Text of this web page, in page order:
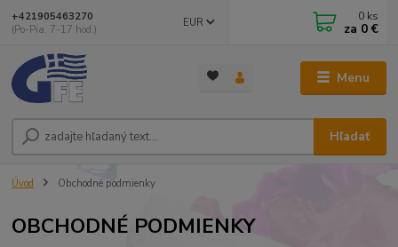
Menu
EUR
Hľadať
+421905463270
(Po-Pia, 7-17 hod.)
0 ks
za 0 €
Úvod Obchodné podmienky
OBCHODNÉ PODMIENKY